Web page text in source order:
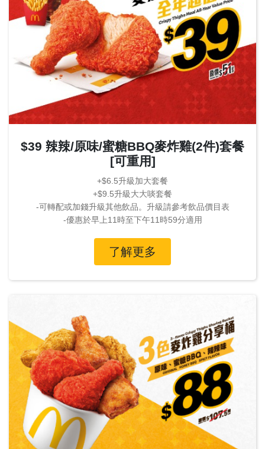
$39 辣辣/原味/蜜糖BBQ麥炸雞(2件)套餐
[可重用]
+$6.5升級加大套餐
+$9.5升級大大啖套餐
-可轉配或加錢升級其他飲品。升級請參考飲品價目表
-優惠於早上11時至下午11時59分適用
了解更多